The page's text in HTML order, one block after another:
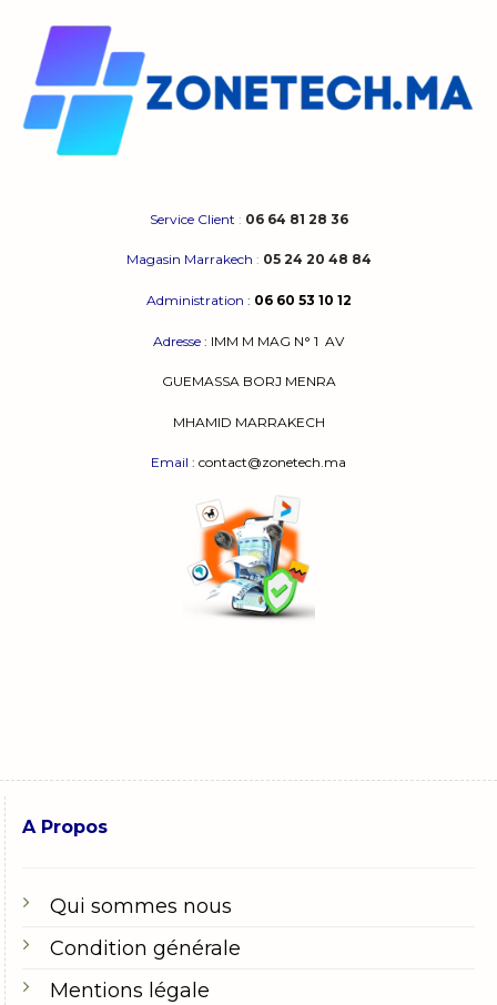
Service Client : 06 64 81 28 36
Magasin Marrakech : 05 24 20 48 84
Administration : 06 60 53 10 12
Adresse : IMM M MAG N° 1 AV
GUEMASSA BORJ MENRA
MHAMID MARRAKECH
Email : contact@zonetech.ma
A Propos
Qui sommes nous
Condition générale
Mentions légale